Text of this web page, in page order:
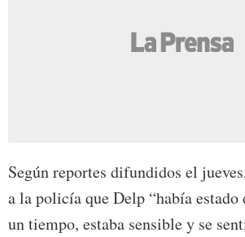
Según reportes difundidos el
a la policía que Delp “había
un tiempo, estaba sensible y se